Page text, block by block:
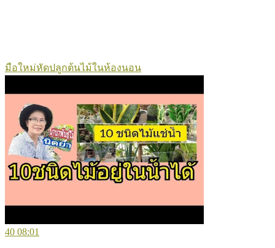
มือใหม่หัดปลูกต้นไม้ในห้องนอน
40 08:01